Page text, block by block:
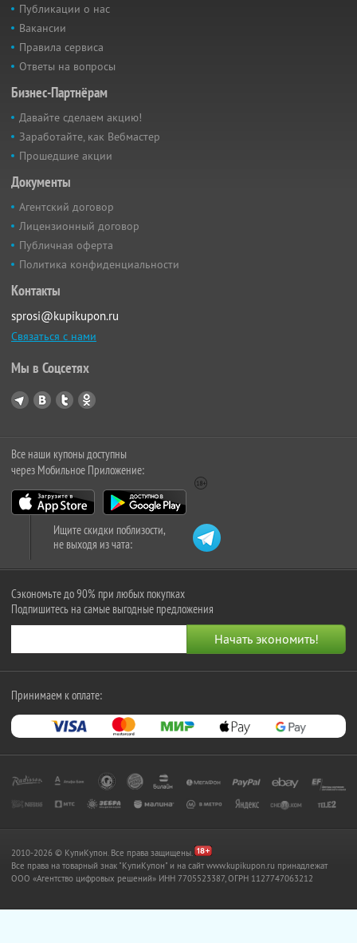
Публикации о нас
Вакансии
Правила сервиса
Ответы на вопросы
Бизнес-Партнёрам
Давайте сделаем акцию!
Заработайте, как Вебмастер
Прошедшие акции
Документы
Агентский договор
Лицензионный договор
Публичная оферта
Политика конфиденциальности
Контакты
sprosi@kupikupon.ru
Связаться с нами
Мы в Соцсетях
Все наши купоны доступны
через Мобильное Приложение:
Ищите скидки поблизости,
не выходя из чата:
Сэкономьте до 90% при любых покупках
Подпишитесь на самые выгодные предложения
Принимаем к оплате:
2010-2026 © КупиКупон. Все права защищены.
Все права на товарный знак "КупиКупон" и на сайт www.kupikupon.ru принадлежат
OOO «Агентство цифровых решений» ИНН 7705523387, ОГРН 1127747063212